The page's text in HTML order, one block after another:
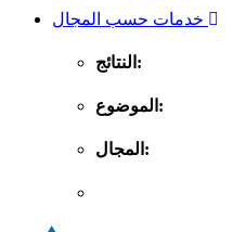
النتائج:
الموضوع:
المجال: